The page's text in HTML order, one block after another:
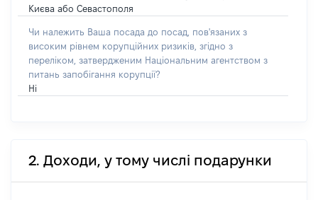
Києва або Севастополя
Чи належить Ваша посада до посад, пов'язаних з
високим рівнем корупційних ризиків, згідно з
переліком, затвердженим Національним агентством з
питань запобігання корупції?
Ні
2. Доходи, у тому числі подарунки